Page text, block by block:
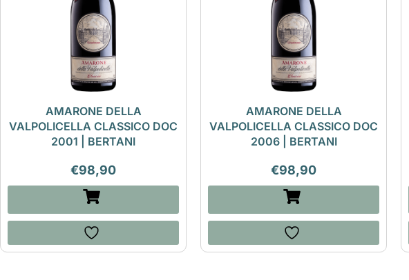
AMARONE DELLA
VALPOLICELLA CLASSICO DOC
2001 | BERTANI
€98,90
AMARONE DELLA
VALPOLICELLA CLASSICO DOC
2006 | BERTANI
€98,90